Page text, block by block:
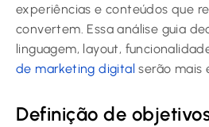
experiências e conteúdos que
convertem. Essa análise guia
linguagem, layout,
de marketing digital serão mais
Definição de